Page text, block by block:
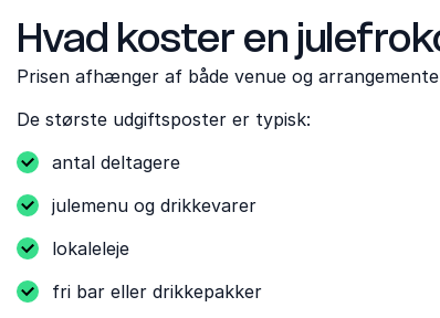
Hvad koster en
Prisen afhænger af både venue og
De største udgiftsposter er typisk:
antal deltagere
julemenu og drikkevarer
lokaleleje
fri bar eller drikkepakker